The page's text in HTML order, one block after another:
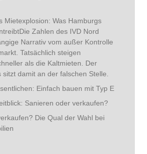
Mietexplosion: Was Hamburgs
Zahlen des IVD Nord
Narrativ vom außer Kontrolle
Tatsächlich steigen
als die Kaltmieten. Der
sitzt damit an der falschen Stelle.
Einfach bauen mit Typ E
Sanieren oder verkaufen?
Die Qual der Wahl bei